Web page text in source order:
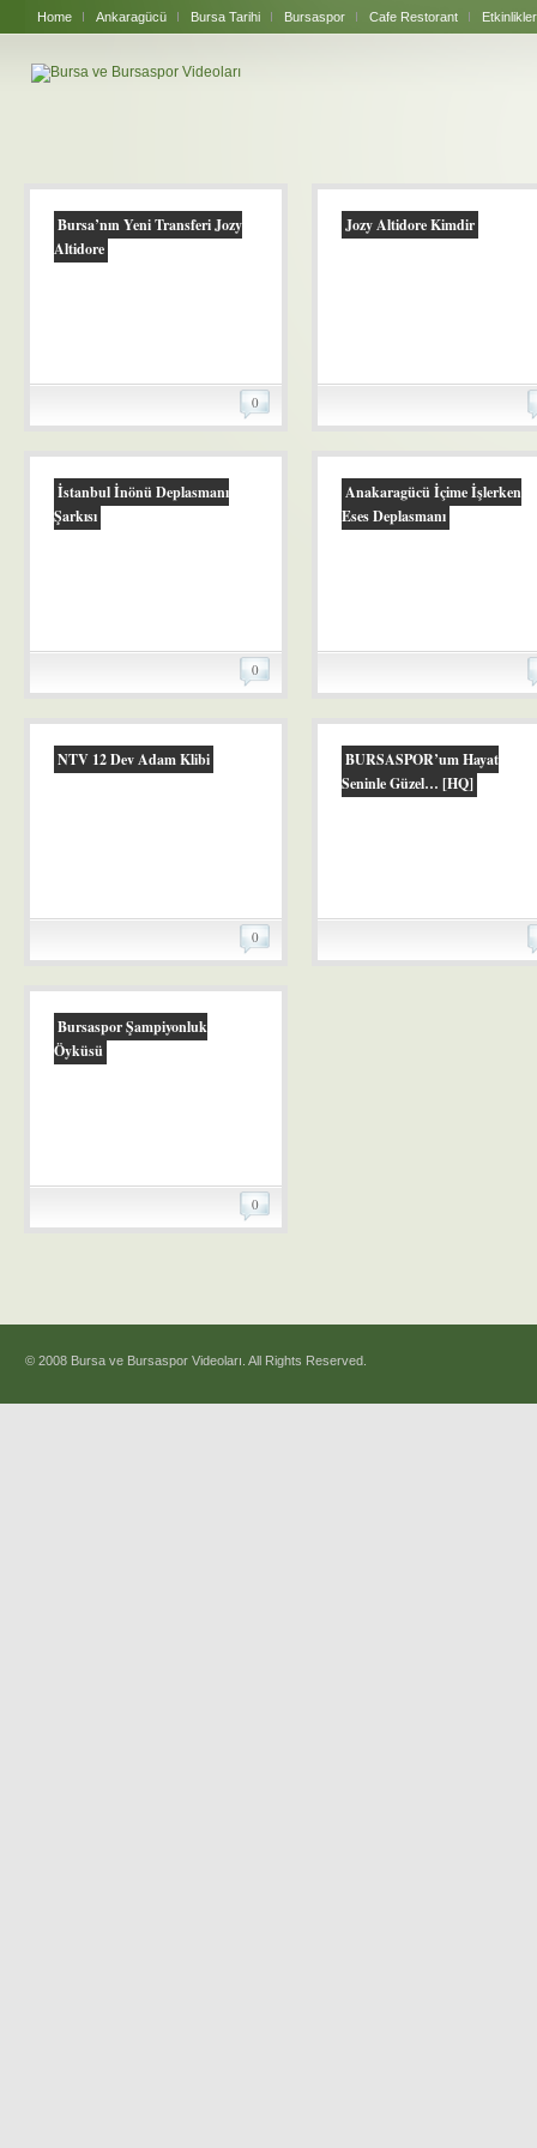
Home Ankaragücü Bursa Tarihi Bursaspor Cafe Restorant Etkinlikler
Bursa’nın Yeni Transferi Jozy
Altidore
0
Jozy Altidore Kimdir
İstanbul İnönü Deplasmanı
Şarkısı
0
Anakaragücü İçime İşlerken
Eses Deplasmanı
NTV 12 Dev Adam Klibi
0
BURSASPOR’um Hayat
Seninle Güzel… [HQ]
Bursaspor Şampiyonluk
Öyküsü
0
© 2008 Bursa ve Bursaspor Videoları. All Rights Reserved.